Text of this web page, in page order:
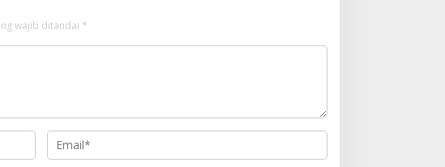
wajib ditandai *